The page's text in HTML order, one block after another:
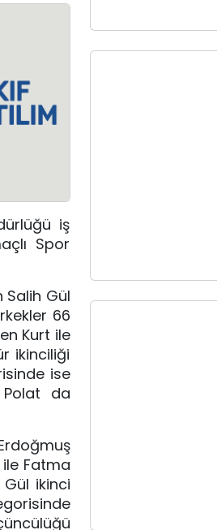
iş
Spor
Salih Gül
66
Kurt ile
ikinciliği
ise
da
Fatma
ikinci